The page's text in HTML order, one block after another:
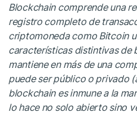
Blockchain comprende una
registro completo de
criptomoneda como Bitcoin
características distintivas de
mantiene en más de una
puede ser público o privado
blockchain es inmune a la
lo hace no solo abierto sino